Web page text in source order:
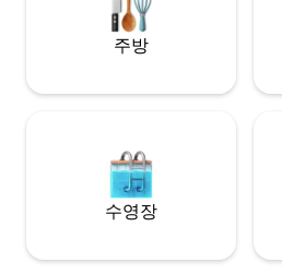
주방
수영장